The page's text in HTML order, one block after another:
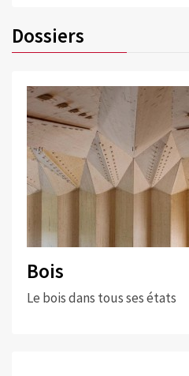
Dossiers
Bois
Le bois dans tous ses états